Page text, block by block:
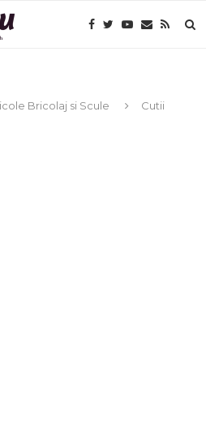
Bricolaj si Scule
Cutii